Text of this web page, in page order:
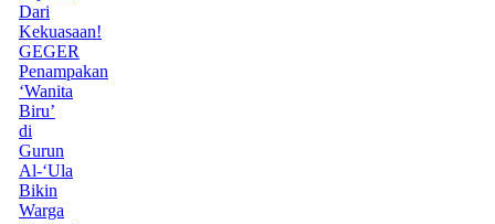
Dari
Kekuasaan!
GEGER
Penampakan
‘Wanita
Biru’
di
Gurun
Al-‘Ula
Bikin
Warga